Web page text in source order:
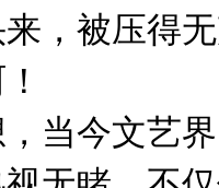
，被压得
当今文艺